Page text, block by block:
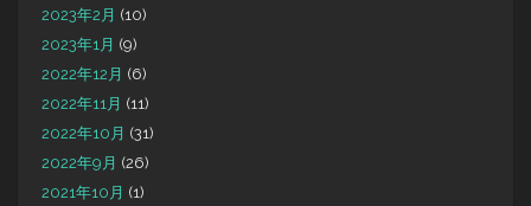
2023年2月 (10)
2023年1月 (9)
2022年12月 (6)
2022年11月 (11)
2022年10月 (31)
2022年9月 (26)
2021年10月 (1)